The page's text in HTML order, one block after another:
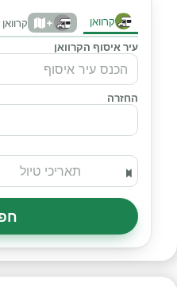
קרוואן +
עיר איסוף הקרוואן
החזרה